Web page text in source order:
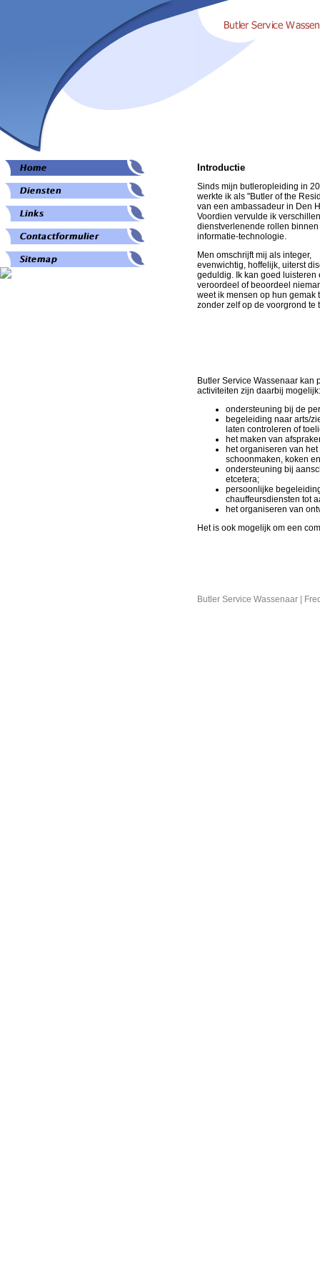
Introductie
Sinds mijn butleropleiding in
werkte ik als "Butler of the
van een ambassadeur in Den
Voordien vervulde ik
dienstverlenende rollen binnen
informatie-technologie.
Men omschrijft mij als integer,
evenwichtig, hoffelijk, uiterst
geduldig. Ik kan goed luisteren
veroordeel of beoordeel
weet ik mensen op hun gemak
zonder zelf op de voorgrond te
Butler Service Wassenaar
activiteiten zijn daarbij mogelijk:
ondersteuning bij de
begeleiding naar arts/
laten controleren of
het maken van
het organiseren van
schoonmaken, koken
ondersteuning bij
etcetera;
persoonlijke
chauffeursdiensten tot
het organiseren van
Het is ook mogelijk om een
Butler Service Wassenaar |